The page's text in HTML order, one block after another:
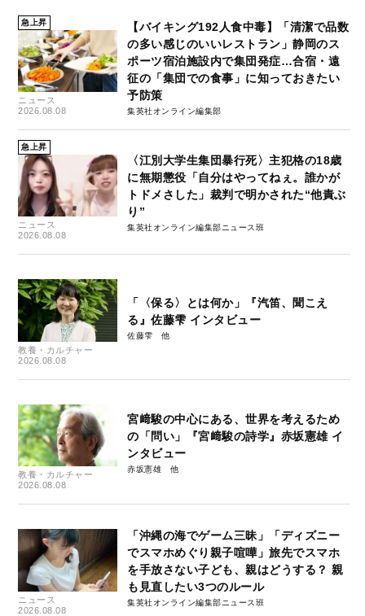
急上昇
ニュース
2026.08.08
【バイキング192人食中毒】「清潔で品数
の多い感じのいいレストラン」静岡のス
ポーツ宿泊施設内で集団発症…合宿・遠
征の「集団での食事」に知っておきたい
予防策
集英社オンライン編集部
急上昇
ニュース
2026.08.08
〈江別大学生集団暴行死〉主犯格の18歳
に無期懲役「自分はやってねぇ。誰かが
トドメさした」裁判で明かされた“他責ぶ
り”
集英社オンライン編集部ニュース班
教養・カルチャー
2026.08.08
「〈保る〉とは何か」『汽笛、聞こえ
る』佐藤雫 インタビュー
佐藤雫
教養・カルチャー
2026.08.08
宮﨑駿の中心にある、世界を考えるため
の「問い」『宮﨑駿の詩学』赤坂憲雄 イ
ンタビュー
赤坂憲雄
ニュース
2026.08.08
「沖縄の海でゲーム三昧」「ディズニー
でスマホめぐり親子喧嘩」旅先でスマホ
を手放さない子ども、親はどうする？ 親
も見直したい3つのルール
集英社オンライン編集部ニュース班